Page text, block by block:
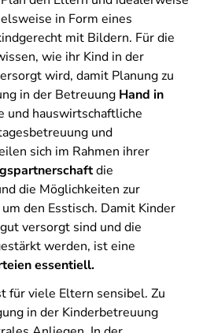
in Form eines
mit Bildern. Für die
wie ihr Kind in der
wird, damit Planung zu
in der Betreuung Hand in
und hauswirtschaftliche
und
sich im Rahmen ihrer
die
die Möglichkeiten zur
den Esstisch. Damit Kinder
versorgt sind und die
werden, ist eine
essentiell.
für viele Eltern sensibel. Zu
in der Kinderbetreuung